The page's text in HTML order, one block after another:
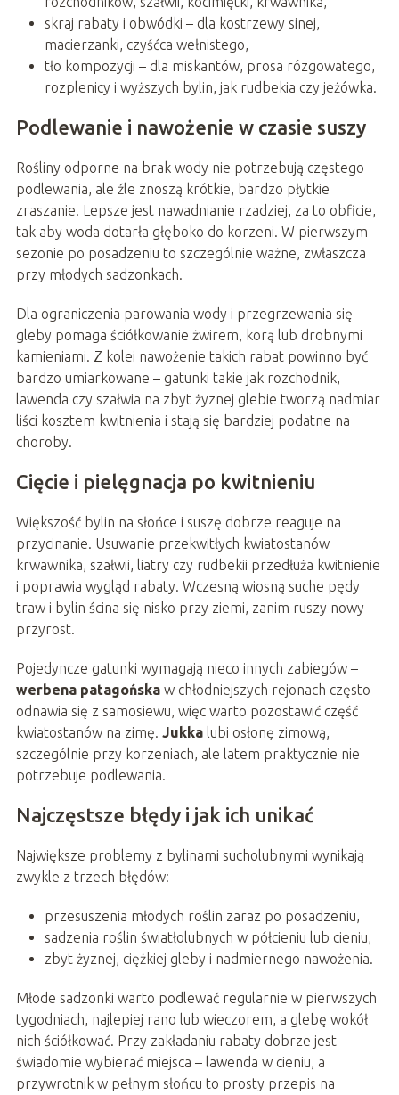
skraj rabaty i obwódki – dla kostrzewy sinej,
macierzanki, czyśćca wełnistego,
tło kompozycji – dla miskantów, prosa rózgowatego,
rozplenicy i wyższych bylin, jak rudbekia czy jeżówka.
Podlewanie i nawożenie w czasie suszy
Rośliny odporne na brak wody nie potrzebują częstego
podlewania, ale źle znoszą krótkie, bardzo płytkie
zraszanie. Lepsze jest nawadnianie rzadziej, za to obficie,
tak aby woda dotarła głęboko do korzeni. W pierwszym
sezonie po posadzeniu to szczególnie ważne, zwłaszcza
przy młodych sadzonkach.
Dla ograniczenia parowania wody i przegrzewania się
gleby pomaga ściółkowanie żwirem, korą lub drobnymi
kamieniami. Z kolei nawożenie takich rabat powinno być
bardzo umiarkowane – gatunki takie jak rozchodnik,
lawenda czy szałwia na zbyt żyznej glebie tworzą nadmiar
liści kosztem kwitnienia i stają się bardziej podatne na
choroby.
Cięcie i pielęgnacja po kwitnieniu
Większość bylin na słońce i suszę dobrze reaguje na
przycinanie. Usuwanie przekwitłych kwiatostanów
krwawnika, szałwii, liatry czy rudbekii przedłuża kwitnienie
i poprawia wygląd rabaty. Wczesną wiosną suche pędy
traw i bylin ścina się nisko przy ziemi, zanim ruszy nowy
przyrost.
Pojedyncze gatunki wymagają nieco innych zabiegów –
werbena patagońskaw chłodniejszych rejonach często
odnawia się z samosiewu, więc warto pozostawić część
kwiatostanów na zimę. Jukkalubi osłonę zimową,
szczególnie przy korzeniach, ale latem praktycznie nie
potrzebuje podlewania.
Najczęstsze błędy i jak ich unikać
Największe problemy z bylinami sucholubnymi wynikają
zwykle z trzech błędów:
przesuszenia młodych roślin zaraz po posadzeniu,
sadzenia roślin światłolubnych w półcieniu lub cieniu,
zbyt żyznej, ciężkiej gleby i nadmiernego nawożenia.
Młode sadzonki warto podlewać regularnie w pierwszych
tygodniach, najlepiej rano lub wieczorem, a glebę wokół
nich ściółkować. Przy zakładaniu rabaty dobrze jest
świadomie wybierać miejsca – lawenda w cieniu, a
przywrotnik w pełnym słońcu to prosty przepis na